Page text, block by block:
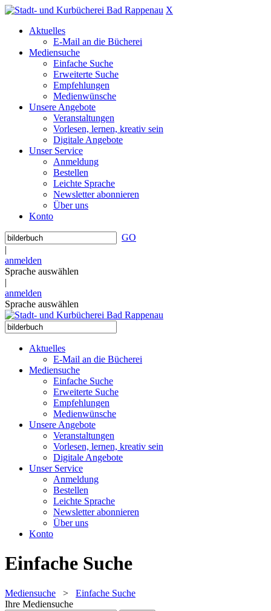
X
Aktuelles
E-Mail an die Bücherei
Mediensuche
Einfache Suche
Erweiterte Suche
Empfehlungen
Medienwünsche
Unsere Angebote
Veranstaltungen
Vorlesen, lernen, kreativ sein
Digitale Angebote
Unser Service
Anmeldung
Bestellen
Leichte Sprache
Newsletter abonnieren
Über uns
Konto
GO
|
anmelden
Sprache auswählen
|
anmelden
Sprache auswählen
Aktuelles
E-Mail an die Bücherei
Mediensuche
Einfache Suche
Erweiterte Suche
Empfehlungen
Medienwünsche
Unsere Angebote
Veranstaltungen
Vorlesen, lernen, kreativ sein
Digitale Angebote
Unser Service
Anmeldung
Bestellen
Leichte Sprache
Newsletter abonnieren
Über uns
Konto
Einfache Suche
Mediensuche > Einfache Suche
Ihre Mediensuche